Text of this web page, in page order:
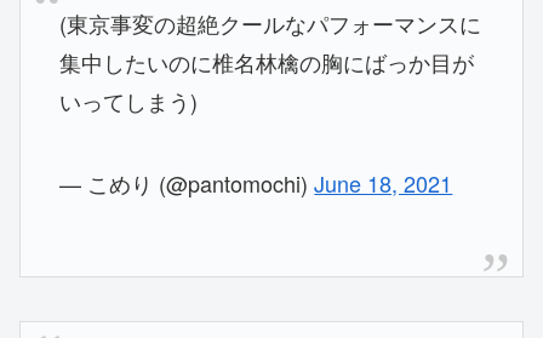
(東京事変の超絶クールなパフォーマンスに
集中したいのに椎名林檎の胸にばっか目が
いってしまう)
— こめり (@pantomochi)June 18, 2021